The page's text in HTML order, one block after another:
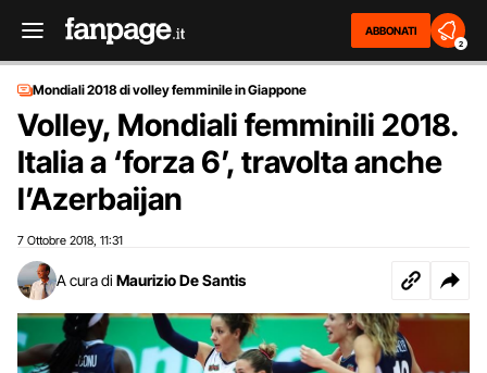
ABBONATI
2
Mondiali 2018 di volley femminile in Giappone
Volley, Mondiali femminili 2018.
Italia a ‘forza 6’, travolta anche
l’Azerbaijan
7 Ottobre 2018 11:31
A cura di Maurizio De Santis